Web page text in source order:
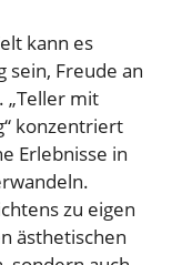
kann es
Freude an
„Teller mit
konzentriert
Erlebnisse in
zu eigen
ästhetischen